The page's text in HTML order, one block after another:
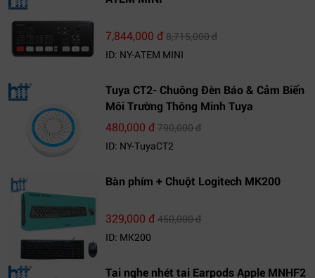
7,844,000 đ8,715,000 đ
ID: NY-ATEM MINI
Tuya CT2- Chuông Đèn Báo & Cảm Biến
Môi Trường Thông Minh Tuya
480,000 đ790,000 đ
ID: NY-TuyaCT2
Bàn phím + Chuột Logitech MK200
329,000 đ450,000 đ
ID: MK200
Tai nghe nhét tai Earpods Apple MNHF2